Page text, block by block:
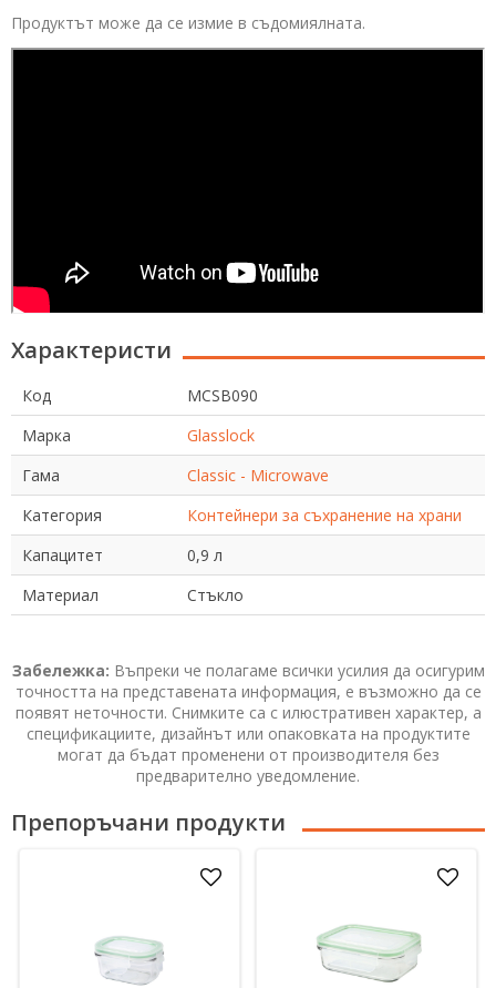
Продуктът може да се измие в съдомиялната.
Характеристи
Код
MCSB090
Марка
Glasslock
Гама
Classic - Microwave
Категория
Контейнери за съхранение на храни
Капацитет
0,9 л
Материал
Стъкло
Забележка: Въпреки че полагаме всички усилия да осигурим
точността на представената информация, е възможно да се
появят неточности. Снимките са с илюстративен характер, а
спецификациите, дизайнът или опаковката на продуктите
могат да бъдат променени от производителя без
предварително уведомление.
Препоръчани продукти